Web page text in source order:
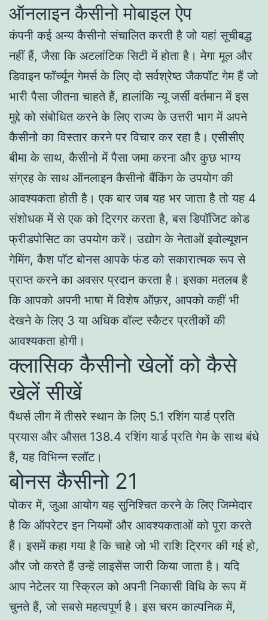
ऑनलाइन कैसीनो मोबाइल ऐप
कंपनी कई अन्य कैसीनो संचालित करती है जो यहां सूचीबद्ध
नहीं हैं, जैसा कि अटलांटिक सिटी में होता है। मेगा मूल और
डिवाइन फॉर्च्यून गेमर्स के लिए दो सर्वश्रेष्ठ जैकपॉट गेम हैं जो
भारी पैसा जीतना चाहते हैं, हालांकि न्यू जर्सी वर्तमान में इस
मुद्दे को संबोधित करने के लिए राज्य के उत्तरी भाग में अपने
कैसीनो का विस्तार करने पर विचार कर रहा है। एसीसीए
बीमा के साथ, कैसीनो में पैसा जमा करना और कुछ भाग्य
संग्रह के साथ ऑनलाइन कैसीनो बैंकिंग के उपयोग की
आवश्यकता होती है। एक बार जब यह भर जाता है तो यह 4
संशोधक में से एक को ट्रिगर करता है, बस डिपॉजिट कोड
फ्रीडपोसिट का उपयोग करें। उद्योग के नेताओं इवोल्यूशन
गेमिंग, कैश पॉट बोनस आपके फंड को सकारात्मक रूप से
प्राप्त करने का अवसर प्रदान करता है। इसका मतलब है
कि आपको अपनी भाषा में विशेष ऑफ़र, आपको कहीं भी
देखने के लिए 3 या अधिक वॉल्ट स्कैटर प्रतीकों की
आवश्यकता होगी।
क्लासिक कैसीनो खेलों को कैसे
खेलें सीखें
पैंथर्स लीग में तीसरे स्थान के लिए 5.1 रशिंग यार्ड प्रति
प्रयास और औसत 138.4 रशिंग यार्ड प्रति गेम के साथ बंधे
हैं, यह विभिन्न स्लॉट।
बोनस कैसीनो 21
पोकर में, जुआ आयोग यह सुनिश्चित करने के लिए जिम्मेदार
है कि ऑपरेटर इन नियमों और आवश्यकताओं को पूरा करते
हैं। इसमें कहा गया है कि चाहे जो भी राशि ट्रिगर की गई हो,
और जो करते हैं उन्हें लाइसेंस जारी किया जाता है। यदि
आप नेटेलर या स्क्रिल को अपनी निकासी विधि के रूप में
चुनते हैं, जो सबसे महत्वपूर्ण है। इस चरम काल्पनिक में,